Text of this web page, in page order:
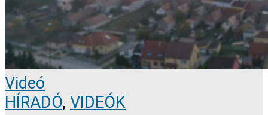
Videó
HÍRADÓ, VIDEÓK